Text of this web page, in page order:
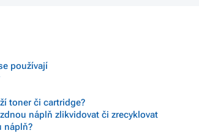
používají
toner či cartridge?
náplň zlikvidovat či zrecyklovat
náplň?